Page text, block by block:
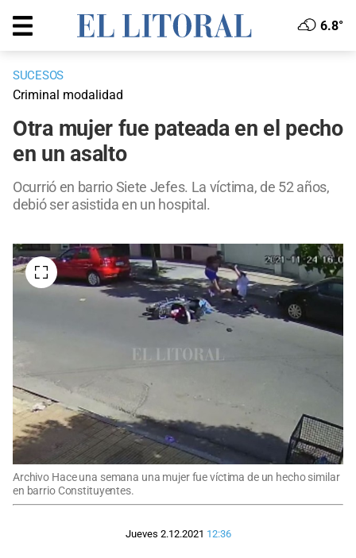
6.8°
SUCESOS
Criminal modalidad
Otra mujer fue pateada en el pecho
en un asalto
Ocurrió en barrio Siete Jefes. La víctima, de 52 años,
debió ser asistida en un hospital.
Archivo Hace una semana una mujer fue víctima de un hecho similar
en barrio Constituyentes.
Jueves 2.12.2021 12:36